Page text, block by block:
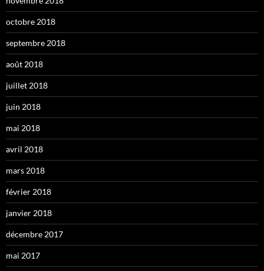
octobre 2018
septembre 2018
août 2018
juillet 2018
juin 2018
mai 2018
avril 2018
mars 2018
février 2018
janvier 2018
décembre 2017
mai 2017